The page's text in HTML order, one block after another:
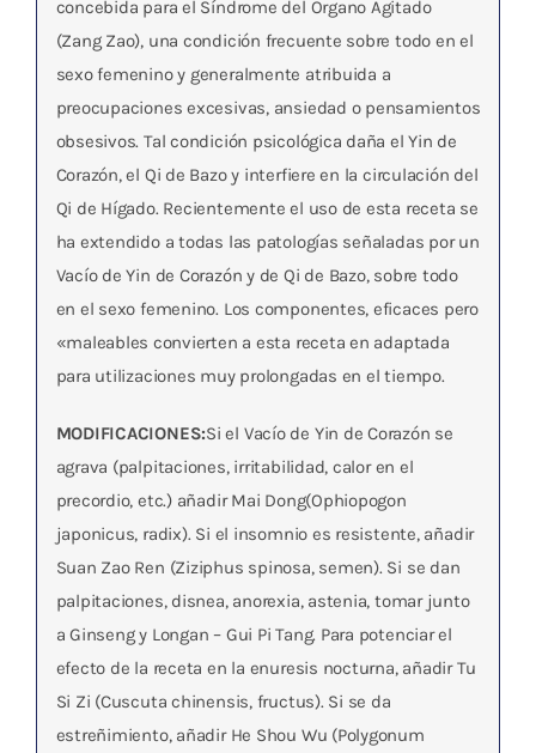
concebida para el Síndrome del Organo Agitado
(Zang Zao), una condición frecuente sobre todo en el
sexo femenino y generalmente atribuida a
preocupaciones excesivas, ansiedad o pensamientos
obsesivos. Tal condición psicológica daña el Yin de
Corazón, el Qi de Bazo y interfiere en la circulación del
Qi de Hígado. Recientemente el uso de esta receta se
ha extendido a todas las patologías señaladas por un
Vacío de Yin de Corazón y de Qi de Bazo, sobre todo
en el sexo femenino. Los componentes, eficaces pero
«maleables convierten a esta receta en adaptada
para utilizaciones muy prolongadas en el tiempo.
MODIFICACIONES:Si el Vacío de Yin de Corazón se
agrava (palpitaciones, irritabilidad, calor en el
precordio, etc.) añadir Mai Dong(Ophiopogon
japonicus, radix). Si el insomnio es resistente, añadir
Suan Zao Ren (Ziziphus spinosa, semen). Si se dan
palpitaciones, disnea, anorexia, astenia, tomar junto
a Ginseng y Longan – Gui Pi Tang. Para potenciar el
efecto de la receta en la enuresis nocturna, añadir Tu
Si Zi (Cuscuta chinensis, fructus). Si se da
estreñimiento, añadir He Shou Wu (Polygonum